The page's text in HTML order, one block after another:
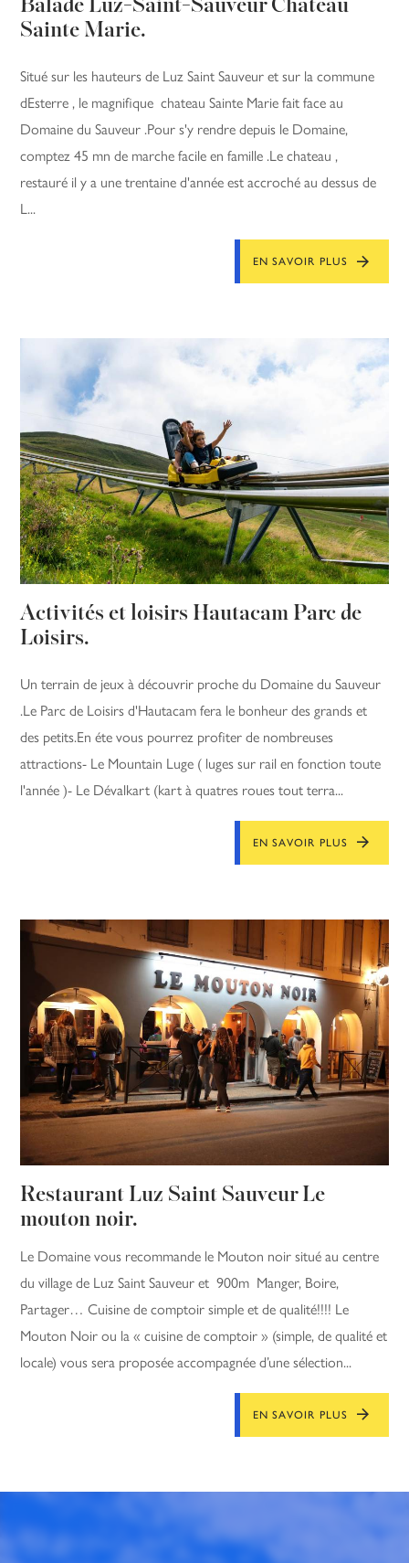
Balade Luz-Saint-Sauveur Chateau
Sainte Marie.
Situé sur les hauteurs de Luz Saint Sauveur et sur la commune
dEsterre , le magnifique chateau Sainte Marie fait face au
Domaine du Sauveur .Pour s'y rendre depuis le Domaine,
comptez 45 mn de marche facile en famille .Le chateau ,
restauré il y a une trentaine d'année est accroché au dessus de
L...
EN SAVOIR PLUS
Activités et loisirs Hautacam Parc de
Loisirs.
Un terrain de jeux à découvrir proche du Domaine du Sauveur
.Le Parc de Loisirs d'Hautacam fera le bonheur des grands et
des petits.En éte vous pourrez profiter de nombreuses
attractions- Le Mountain Luge ( luges sur rail en fonction toute
l'année )- Le Dévalkart (kart à quatres roues tout terra...
EN SAVOIR PLUS
Restaurant Luz Saint Sauveur Le
mouton noir.
Le Domaine vous recommande le Mouton noir situé au centre
du village de Luz Saint Sauveur et 900m Manger, Boire,
Partager… Cuisine de comptoir simple et de qualité!!!! Le
Mouton Noir ou la « cuisine de comptoir » (simple, de qualité et
locale) vous sera proposée accompagnée d’une sélection...
EN SAVOIR PLUS